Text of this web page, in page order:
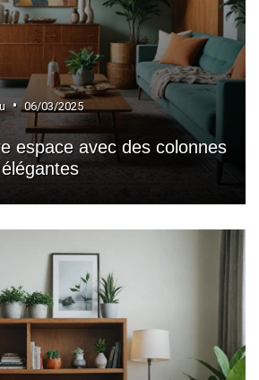
• 06/03/2025
espace avec des colonnes